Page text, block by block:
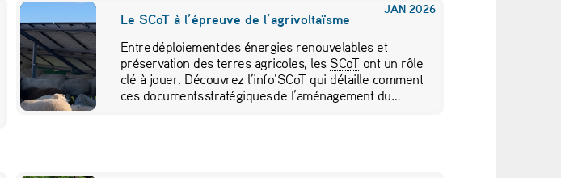
JAN 2026
Le SCoT à l’épreuve de l’agrivoltaïsme
Entre déploiement des énergies renouvelables et
préservation des terres agricoles, les SCoT ont un rôle
clé à jouer. Découvrez l’info’SCoT qui détaille comment
ces documents stratégiques de l’aménagement du…